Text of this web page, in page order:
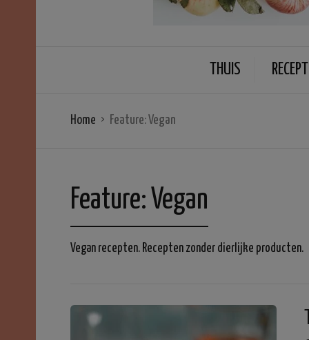
THUIS
Home Feature:Vegan
Feature: Vegan
Vegan recepten. Recepten zonder dierlijke producten.